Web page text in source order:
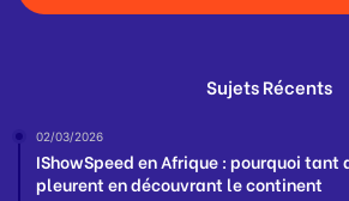
Sujets Récents
02/03/2026
IShowSpeed en Afrique : pourquoi tant
pleurent en découvrant le continent